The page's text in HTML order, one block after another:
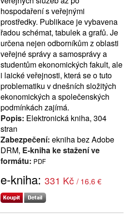
hospodaření s veřejnými
prostředky. Publikace je vybavena
řadou schémat, tabulek a grafů. Je
určena nejen odborníkům z oblasti
veřejné správy a samosprávy a
studentům ekonomických fakult, ale
i laické veřejnosti, která se o tuto
problematiku v dnešních složitých
ekonomických a společenských
podmínkách zajímá.
Popis: Elektronická kniha, 304
stran
Zabezpečení: ekniha bez Adobe
DRM, E-kniha ke stažení ve
formátu: PDF
e-kniha: 331 Kč / 16.6 €